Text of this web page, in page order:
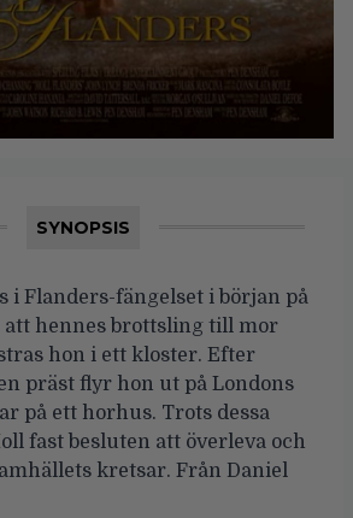
SYNOPSIS
i Flanders-fängelset i början på
att hennes brottsling till mor
hon i ett kloster. Efter
präst flyr hon ut på Londons
på ett horhus. Trots dessa
fast besluten att överleva och
kretsar. Från Daniel